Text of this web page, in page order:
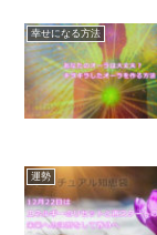
幸せになる方法
運勢